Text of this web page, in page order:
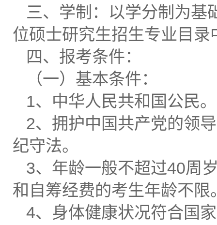
三、学制：以学分制为
位硕士研究生招生专业目录
四、报考条件：
（一）基本条件：
1、中华人民共和国公民。
2、拥护中国共产党的领
纪守法。
3、年龄一般不超过40周
和自筹经费的考生年龄不限
4、身体健康状况符合国